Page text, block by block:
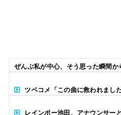
ぜんぶ私が中心、そう思った瞬間か
ツベコメ「この曲に救われまし
レインボー池田、アナウンサー